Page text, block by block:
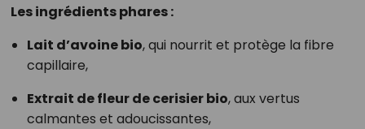
Les ingrédients phares :
Lait d’avoine bio, qui nourrit et protège la fibre
capillaire,
Extrait de fleur de cerisier bio, aux vertus
calmantes et adoucissantes,